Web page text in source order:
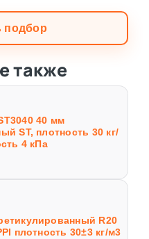
подбор
также
40 мм
ST, плотность 30 кг/
4 кПа
R20
плотность 30±3 кг/м3